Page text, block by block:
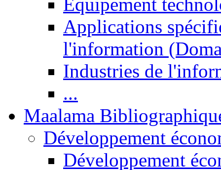
Equipement
Applications
l'information
Industries de
...
Maalama
Développement
Développement